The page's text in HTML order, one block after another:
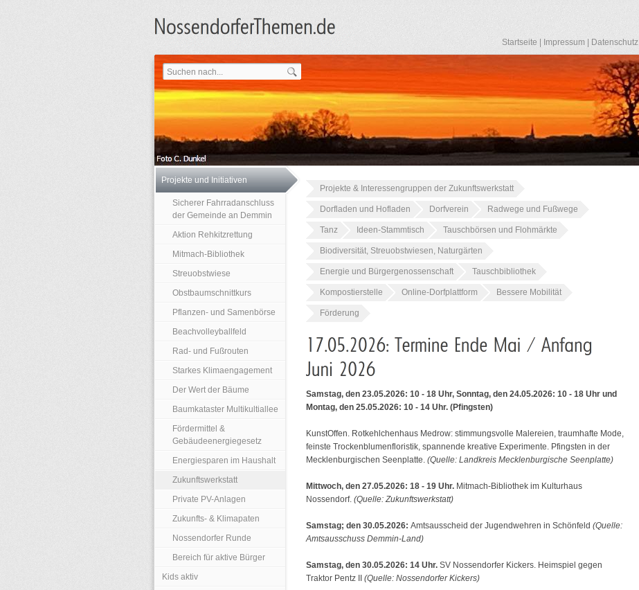
Startseite Impressum Datenschutz
Projekte und Initiativen
Sicherer Fahrradanschluss
der Gemeinde an Demmin
Aktion Rehkitzrettung
Mitmach-Bibliothek
Streuobstwiese
Obstbaumschnittkurs
Pflanzen- und Samenbörse
Beachvolleyballfeld
Rad- und Fußrouten
Starkes Klimaengagement
Der Wert der Bäume
Baumkataster Multikultiallee
Fördermittel &
Gebäudeenergiegesetz
Energiesparen im Haushalt
Zukunftswerkstatt
Private PV-Anlagen
Zukunfts- & Klimapaten
Nossendorfer Runde
Bereich für aktive Bürger
Kids aktiv
Projekte & Interessengruppen der Zukunftswerkstatt
Dorfladen und Hofladen Dorfverein Radwege und Fußwege
Tanz Ideen-Stammtisch Tauschbörsen und Flohmärkte
Biodiversität, Streuobstwiesen, Naturgärten
Energie und Bürgergenossenschaft Tauschbibliothek
Kompostierstelle Online-Dorfplattform Bessere Mobilität
Förderung
Samstag, den 23.05.2026: 10 - 18 Uhr, Sonntag, den 24.05.2026: 10 - 18 Uhr und
Montag, den 25.05.2026: 10 - 14 Uhr. (Pfingsten)
KunstOffen. Rotkehlchenhaus Medrow: stimmungsvolle Malereien, traumhafte Mode,
feinste Trockenblumenfloristik, spannende kreative Experimente. Pfingsten in der
Mecklenburgischen Seenplatte. (Quelle: Landkreis Mecklenburgische Seenplatte)
Mittwoch, den 27.05.2026: 18 - 19 Uhr. Mitmach-Bibliothek im Kulturhaus
Nossendorf. (Quelle: Zukunftswerkstatt)
Samstag; den 30.05.2026: Amtsausscheid der Jugendwehren in Schönfeld (Quelle:
Amtsausschuss Demmin-Land)
Samstag, den 30.05.2026: 14 Uhr. SV Nossendorfer Kickers. Heimspiel gegen
Traktor Pentz II (Quelle: Nossendorfer Kickers)